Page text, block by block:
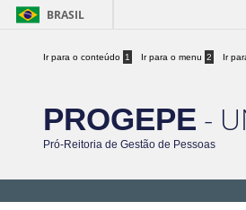
BRASIL
Ir para o conteúdo 1 Ir para o menu 2 Ir
PROGEPE -
Pró-Reitoria de Gestão de Pessoas